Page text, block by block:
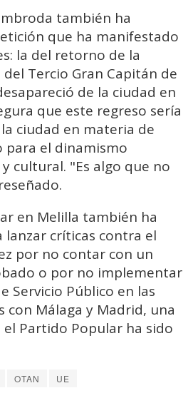
también ha
que ha manifestado
la del retorno de la
Tercio Gran Capitán de
de la ciudad en
que este regreso sería
ciudad en materia de
para el dinamismo
cultural. "Es algo que no
en Melilla también ha
lanzar críticas contra el
por no contar con un
o por no implementar
Servicio Público en las
con Málaga y Madrid, una
Partido Popular ha sido
OTAN UE